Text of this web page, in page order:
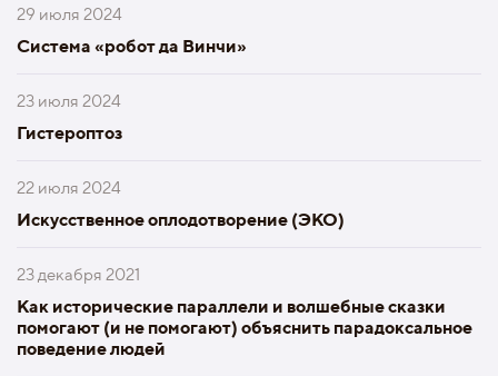
29 июля 2024
Система «робот да Винчи»
23 июля 2024
Гистероптоз
22 июля 2024
Искусственное оплодотворение (ЭКО)
23 декабря 2021
Как исторические параллели и волшебные сказки
помогают (и не помогают) объяснить парадоксальное
поведение людей